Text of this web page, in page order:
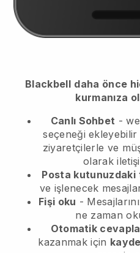
Blackbell daha önce
kurmanıza
Canlı Sohbet -
seçeneği
ziyaretçilerle ve
olarak
Posta kutunuzdaki
ve işlenecek
Fişi oku -
ne zaman
Otomatik
kazanmak için